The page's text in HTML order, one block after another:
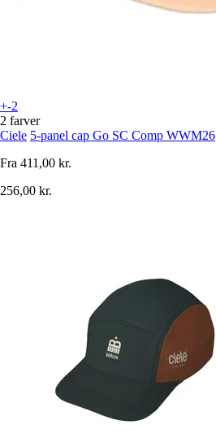
+-2
2 farver
Ciele 5-panel cap Go SC Comp WWM26
Fra 411,00 kr.
256,00 kr.